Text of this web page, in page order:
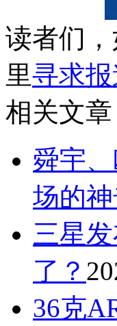
读者们
里寻求报
相关文章
舜宇
场的
三星
了？
36克